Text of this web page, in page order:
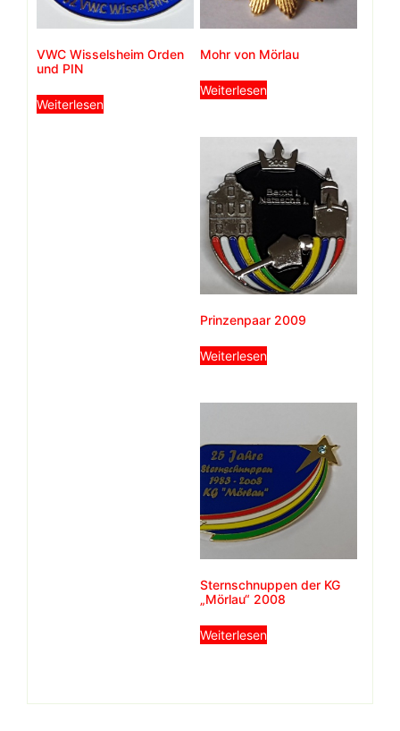
VWC Wisselsheim Orden
und PIN
Weiterlesen
Mohr von Mörlau
Weiterlesen
Prinzenpaar 2009
Weiterlesen
Sternschnuppen der KG
„Mörlau“ 2008
Weiterlesen